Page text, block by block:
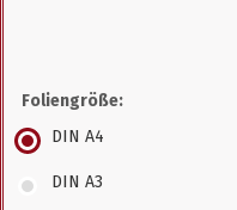
Foliengröße:
DIN A4
DIN A3